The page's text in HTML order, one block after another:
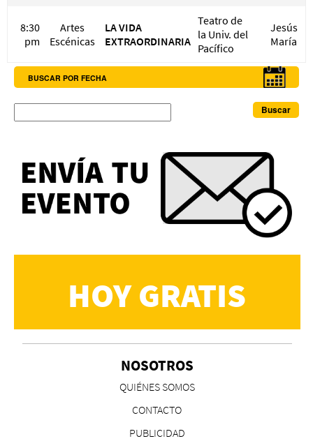
8:30
pm
Artes
Escénicas
LA VIDA
EXTRAORDINARIA
Teatro de
la Univ. del
Pacífico
Jesús
María
BUSCAR POR FECHA
HOY GRATIS
NOSOTROS
QUIÉNES SOMOS
CONTACTO
PUBLICIDAD